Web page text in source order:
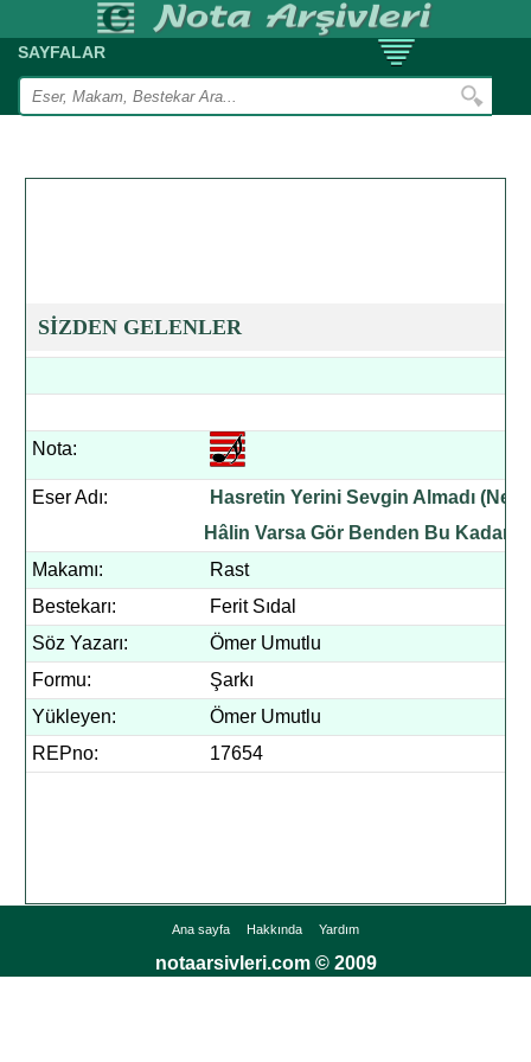
SAYFALAR
SİZDEN GELENLER
Nota:
Eser Adı:
Hasretin Yerini Sevgin Almadı (Ne
Hâlin Varsa Gör Benden Bu Kadar)
Makamı:
Rast
Bestekarı:
Ferit Sıdal
Söz Yazarı:
Ömer Umutlu
Formu:
Şarkı
Yükleyen:
Ömer Umutlu
REPno:
17654
Ana sayfa Hakkında Yardım
notaarsivleri.com © 2009